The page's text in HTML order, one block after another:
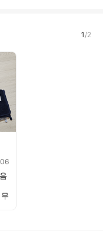
1/2